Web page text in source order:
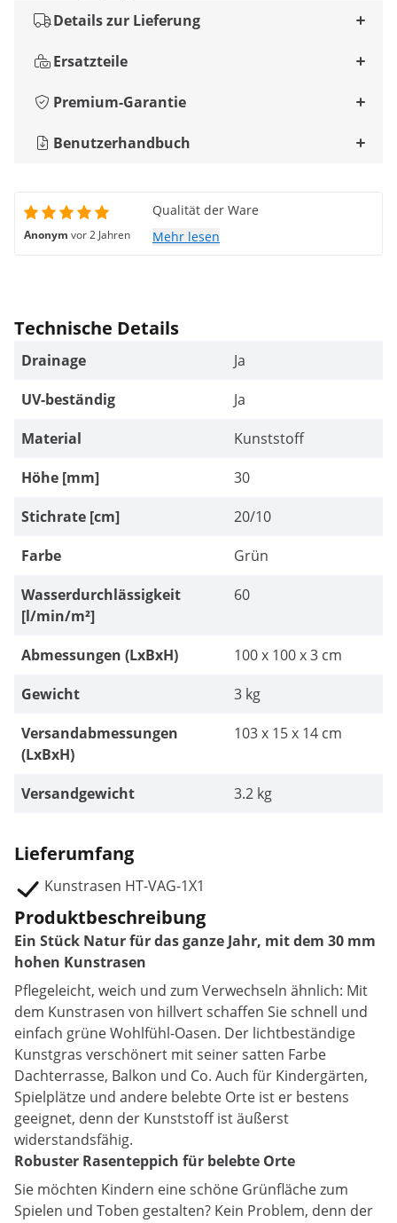
Details zur Lieferung
Ersatzteile
Premium-Garantie
Benutzerhandbuch
Anonym vor 2 Jahren
Qualität der Ware
Mehr lesen
Technische Details
Drainage
Ja
UV-beständig
Ja
Material
Kunststoff
Höhe [mm]
30
Stichrate [cm]
20/10
Farbe
Grün
Wasserdurchlässigkeit
[l/min/m²]
60
Abmessungen (LxBxH)
100 x 100 x 3 cm
Gewicht
3 kg
Versandabmessungen
(LxBxH)
103 x 15 x 14 cm
Versandgewicht 3.2 kg
Lieferumfang
Kunstrasen HT-VAG-1X1
Produktbeschreibung
Ein Stück Natur für das ganze Jahr, mit dem 30 mm
hohen Kunstrasen
Pflegeleicht, weich und zum Verwechseln ähnlich: Mit
dem Kunstrasen von hillvert schaffen Sie schnell und
einfach grüne Wohlfühl-Oasen. Der lichtbeständige
Kunstgras verschönert mit seiner satten Farbe
Dachterrasse, Balkon und Co. Auch für Kindergärten,
Spielplätze und andere belebte Orte ist er bestens
geeignet, denn der Kunststoff ist äußerst
widerstandsfähig.
Robuster Rasenteppich für belebte Orte
Sie möchten Kindern eine schöne Grünfläche zum
Spielen und Toben gestalten? Kein Problem, denn der